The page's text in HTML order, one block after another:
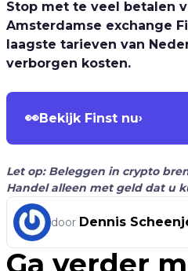
Stop met te veel betalen
Amsterdamse exchange
laagste tarieven van
verborgen kosten.
👀Bekijk Finst nu›
Let op: Beleggen in crypto
Handel alleen met geld dat u
door Dennis
Ga verder